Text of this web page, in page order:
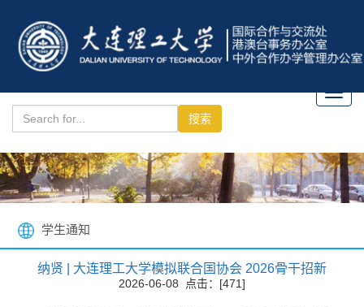
学生通知
纳贤 | 大连理工大学模拟联合国协会 2026骨干招新
2026-06-08 点击：[471]